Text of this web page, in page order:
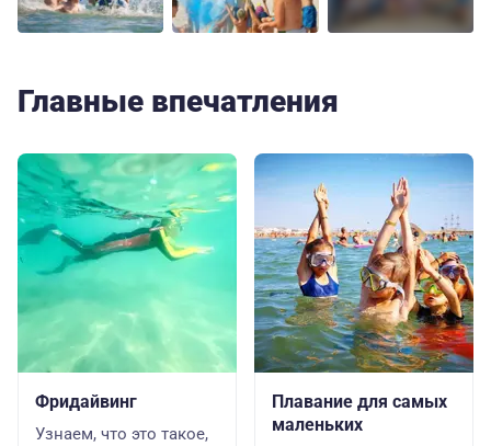
Главные впечатления
Фридайвинг
Узнаем, что это такое,
Плавание для самых
маленьких